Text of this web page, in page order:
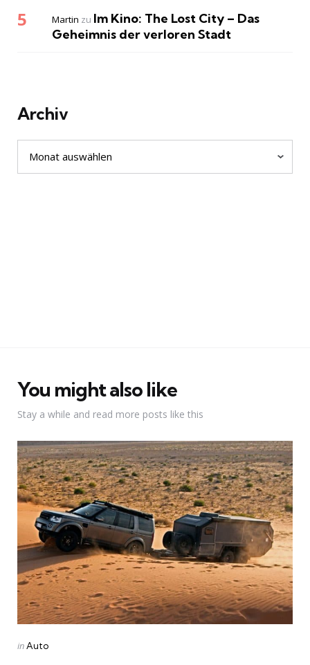
Martin zu Im Kino: The Lost City – Das
Geheimnis der verloren Stadt
Archiv
Archiv
You might also like
Stay a while and read more posts like this
Categories
Posted
inAuto